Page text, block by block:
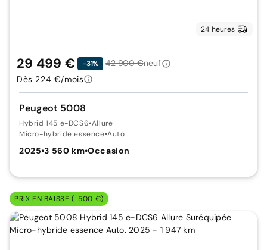
24 heures
Peugeot 5008
Hybrid 145 e-DCS6•Allure
Micro-hybride essence•Auto.
2025•3 560 km•Occasion
29 499 € -31% 42 900 €neuf
Dès 224 €/mois
PRIX EN BAISSE (-500 €)